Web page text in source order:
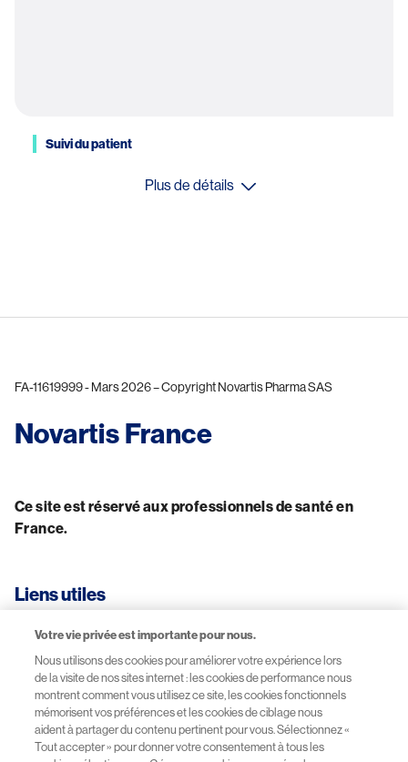
Suivi du patient
Plus de détails
FA-11619999 - Mars 2026 – Copyright Novartis Pharma SAS
Novartis France
Ce site est réservé aux professionnels de santé en
France.
Liens utiles
Données personnelles
Site Novartis France
Votre vie privée est importante pour nous.
Nous utilisons des cookies pour améliorer votre expérience lors
de la visite de nos sites internet : les cookies de performance nous
montrent comment vous utilisez ce site, les cookies fonctionnels
mémorisent vos préférences et les cookies de ciblage nous
aident à partager du contenu pertinent pour vous. Sélectionnez «
Tout accepter » pour donner votre consentement à tous les